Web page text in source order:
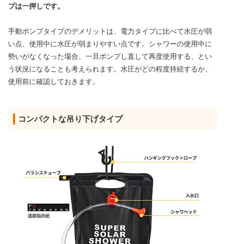
プは一押しです。
手動ポンプタイプのデメリットは、電力タイプに比べて水圧が弱
い点、使用中に水圧が弱まりやすい点です。シャワーの使用中に
勢いがなくなった場合、一旦ポンプし直して再度使用する、とい
う状況になることも考えられます。水圧がどの程度持続するか、
使用前に確認しておきます。
コンパクトな吊り下げタイプ